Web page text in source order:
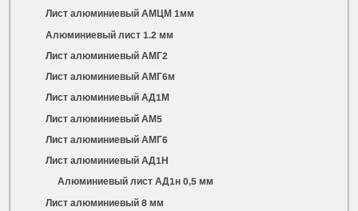
Лист алюминиевый АМЦМ 1мм
Алюминиевый лист 1.2 мм
Лист алюминиевый АМГ2
Лист алюминиевый АМГ6м
Лист алюминиевый АД1М
Лист алюминиевый АМ5
Лист алюминиевый АМГ6
Лист алюминиевый АД1Н
Алюминиевый лист АД1н 0,5 мм
Лист алюминиевый 8 мм